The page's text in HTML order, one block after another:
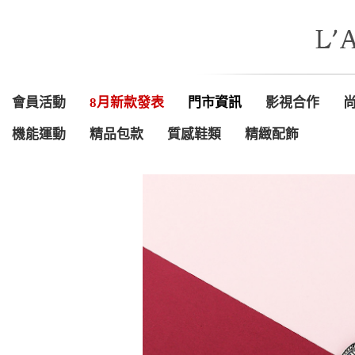
會員活動 8月新款發表 門市資訊 影視合作
機能運動 精品包款 質感鞋類 精緻配飾